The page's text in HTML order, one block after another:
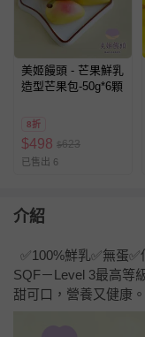
美姬饅頭 - 芒果鮮乳
造型芒果包-50g*6顆
8折
$498 $623
已售出 6
介紹
✅100%鮮乳✅無蛋
SQF－Level 3最高等
甜可口，營養又健康。